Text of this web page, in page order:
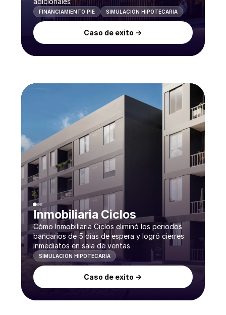
FINANCIAMIENTO PIE SIMULACIÓN HIPOTECARIA
Caso de exito ->
Inmobiliaria Ciclos
Cómo Inmobiliaria Ciclos eliminó los periodos
bancarios de 5 días de espera y logró cierres
inmediatos en sala de ventas
SIMULACIÓN HIPOTECARIA
Caso de exito ->